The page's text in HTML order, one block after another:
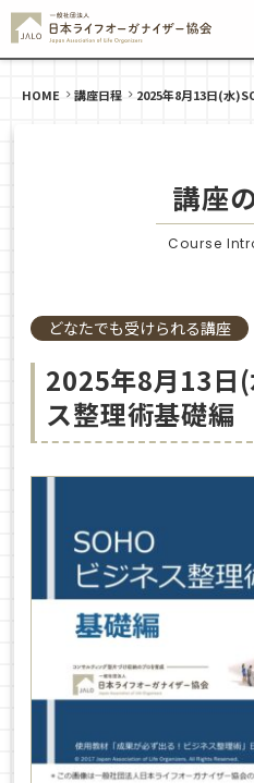
HOME 講座日程 2025年8月13日(水
講座
Course
どなたでも受けられる講座
2025年8月13日
ス整理術基礎編